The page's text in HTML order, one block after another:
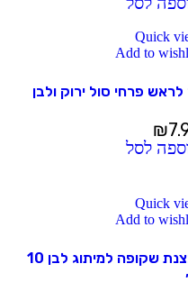
Quick
Add to
לראש פרחי סול ירוק ולבן
₪
לסל
Quick
Add to
צנצנת שקופה למיתוג לבן 10